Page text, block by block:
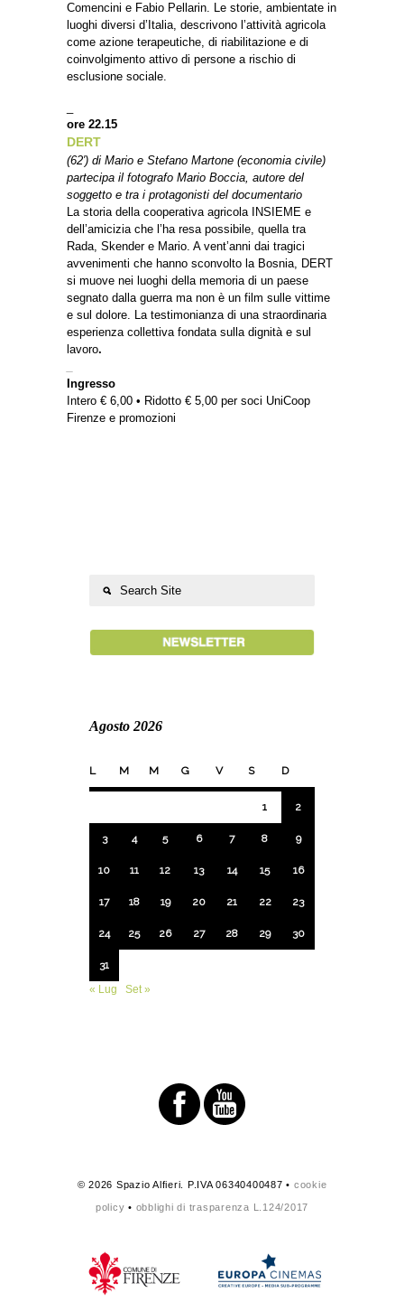
Comencini e Fabio Pellarin. Le storie, ambientate in
luoghi diversi d’Italia, descrivono l’attività agricola
come azione terapeutiche, di riabilitazione e di
coinvolgimento attivo di persone a rischio di
esclusione sociale.
ore 22.15
DERT
(62′) di Mario e Stefano Martone (economia civile)
partecipa il fotografo Mario Boccia, autore del
soggetto e tra i protagonisti del documentario
La storia della cooperativa agricola INSIEME e
dell’amicizia che l’ha resa possibile, quella tra
Rada, Skender e Mario. A vent’anni dai tragici
avvenimenti che hanno sconvolto la Bosnia, DERT
si muove nei luoghi della memoria di un paese
segnato dalla guerra ma non è un film sulle vittime
e sul dolore. La testimonianza di una straordinaria
esperienza collettiva fondata sulla dignità e sul
lavoro.
Ingresso
Intero € 6,00 • Ridotto € 5,00 per soci UniCoop
Firenze e promozioni
Agosto 2026
L M M G V S D
1 2
3 4 5 6 7 8 9
10 11 12 13 14 15 16
17 18 19 20 21 22 23
24 25 26 27 28 29 30
31
« Lug
Set »
© 2026 Spazio Alfieri. P.IVA 06340400487 • cookie
policy • obblighi di trasparenza L.124/2017